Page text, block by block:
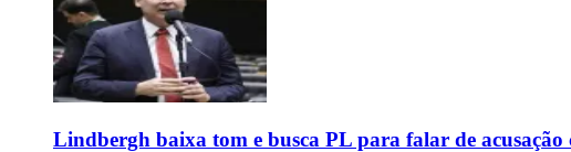
Lindbergh baixa tom e busca PL para falar de acusação